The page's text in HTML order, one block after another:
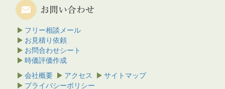
フリー相談メール
お見積り依頼
お問合わせシート
時価評価作成
会社概要
アクセス
サイトマップ
プライバシーポリシー